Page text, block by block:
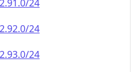
24
24
24